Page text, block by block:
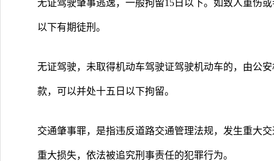
无证驾驶肇事逃逸，一般拘留15日以下。如致人重伤
以下有期徒刑。
无证驾驶，未取得机动车驾驶证驾驶机动车的，由公
款，可以并处十五日以下拘留。
交通肇事罪，是指违反道路交通管理法规，发生重大
重大损失，依法被追究刑事责任的犯罪行为。